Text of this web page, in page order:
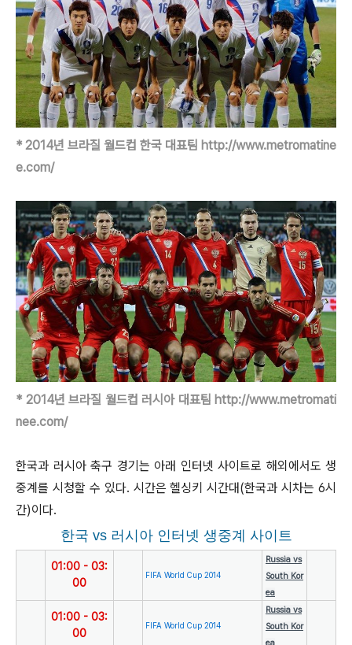
* 2014년 브라질 월드컵 한국 대표팀 http://www.metromatine
e.com/
* 2014년 브라질 월드컵 러시아 대표팀 http://www.metromati
nee.com/
한국과 러시아 축구 경기는 아래 인터넷 사이트로 해외에서도 생
중계를 시청할 수 있다. 시간은 헬싱키 시간대(한국과 시차는 6시
간)이다.
한국 vs 러시아 인터넷 생중계 사이트
01:00 - 03:
00
FIFA World Cup 2014
Russia vs
South Kor
ea
01:00 - 03:
00
FIFA World Cup 2014
Russia vs
South Kor
ea